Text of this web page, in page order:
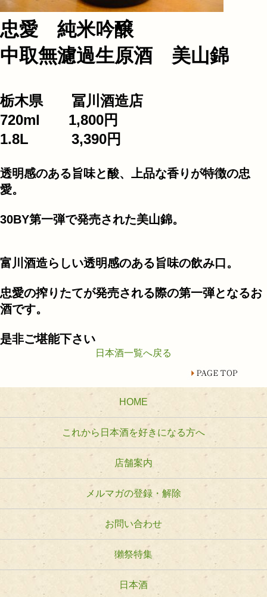
忠愛 純米吟醸
中取無濾過生原酒 美山錦
栃木県 冨川酒造店
720ml 1,800円
1.8L 3,390円
透明感のある旨味と酸、上品な香りが特徴の忠
愛。
30BY第一弾で発売された美山錦。
富川酒造らしい透明感のある旨味の飲み口。
忠愛の搾りたてが発売される際の第一弾となるお
酒です。
是非ご堪能下さい
日本酒一覧へ戻る
HOME
これから日本酒を好きになる方へ
店舗案内
メルマガの登録・解除
お問い合わせ
獺祭特集
日本酒